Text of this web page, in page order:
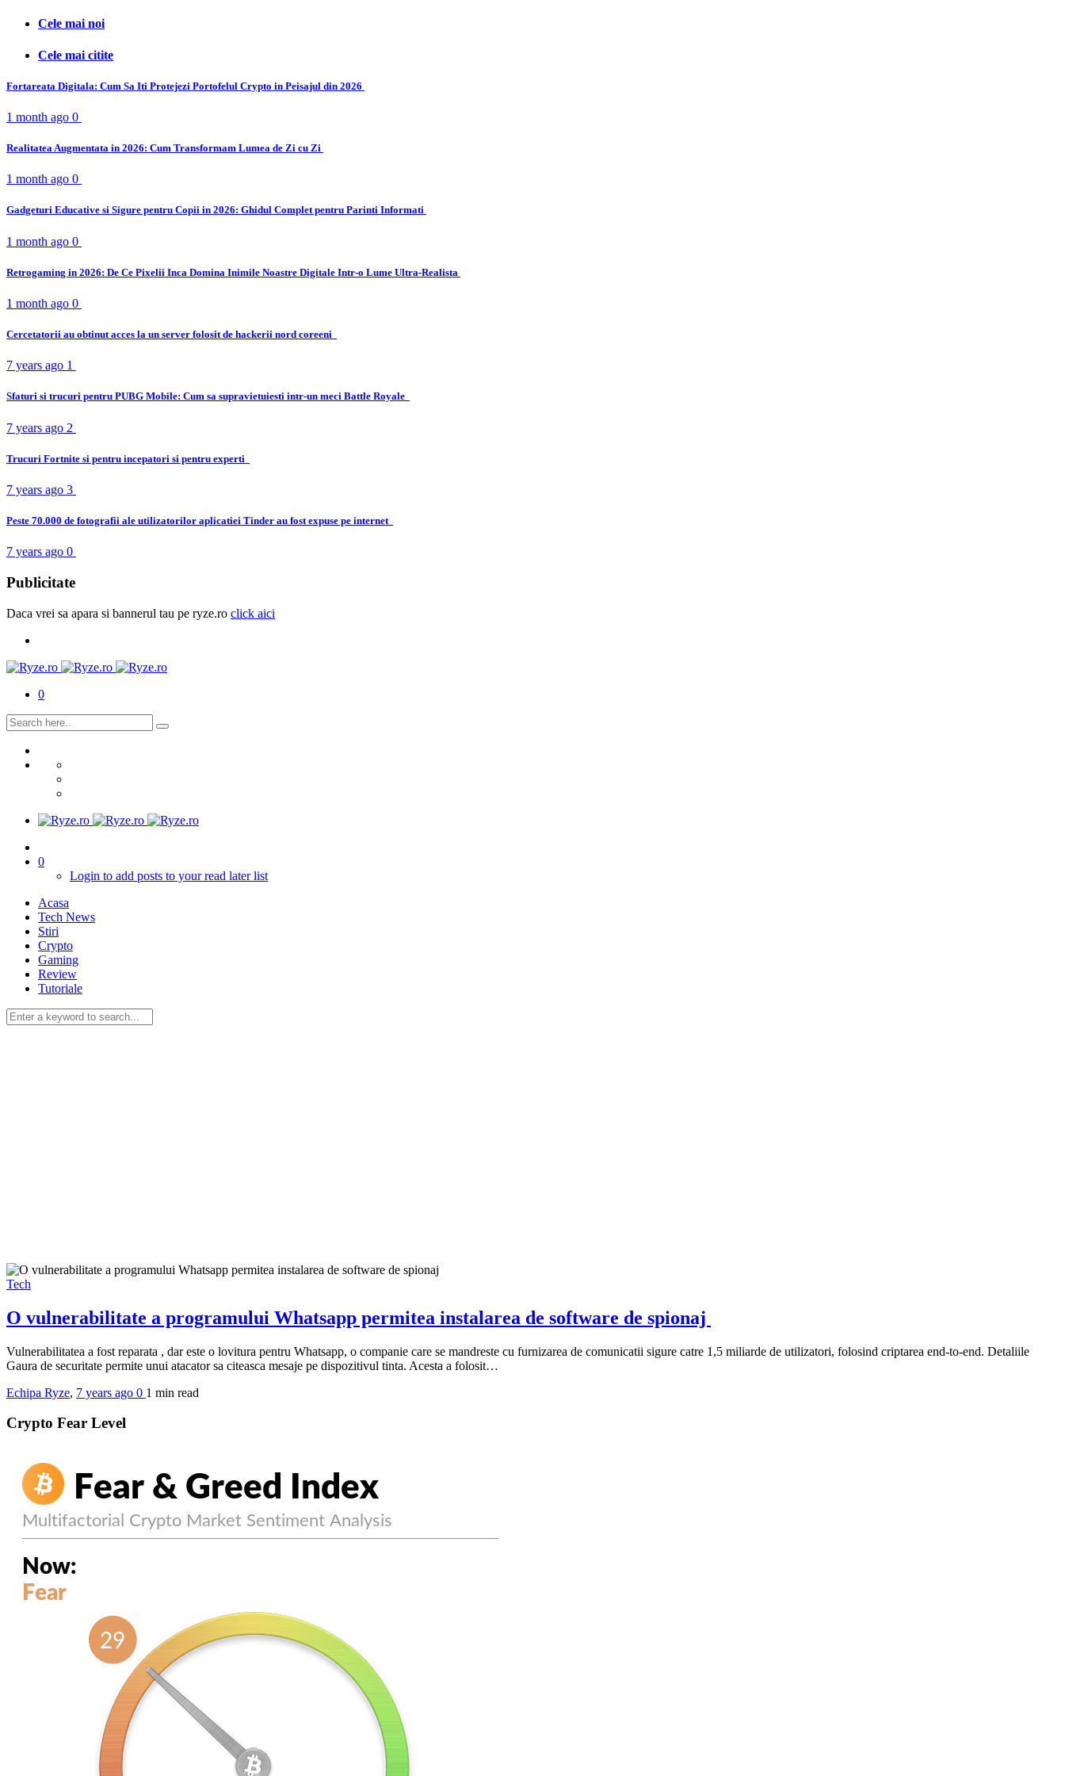
Cele mai noi
Cele mai citite
Fortareata Digitala: Cum Sa Iti Protejezi Portofelul Crypto in Peisajul din 2026
1 month ago 0
Realitatea Augmentata in 2026: Cum Transformam Lumea de Zi cu Zi
1 month ago 0
Gadgeturi Educative si Sigure pentru Copii in 2026: Ghidul Complet pentru Parinti Informati
1 month ago 0
Retrogaming in 2026: De Ce Pixelii Inca Domina Inimile Noastre Digitale Intr-o Lume Ultra-Realista
1 month ago 0
Cercetatorii au obtinut acces la un server folosit de hackerii nord coreeni
7 years ago 1
Sfaturi si trucuri pentru PUBG Mobile: Cum sa supravietuiesti intr-un meci Battle Royale
7 years ago 2
Trucuri Fortnite si pentru incepatori si pentru experti
7 years ago 3
Peste 70.000 de fotografii ale utilizatorilor aplicatiei Tinder au fost expuse pe internet
7 years ago 0
Publicitate
Daca vrei sa apara si bannerul tau pe ryze.ro click aici
0
0
Login to add posts to your read later list
Acasa
Tech News
Stiri
Crypto
Gaming
Review
Tutoriale
Tech
O vulnerabilitate a programului Whatsapp permitea instalarea de software de spionaj
Vulnerabilitatea a fost reparata , dar este o lovitura pentru Whatsapp, o companie care se mandreste cu furnizarea de comunicatii sigure catre 1,5 miliarde de utilizatori, folosind criptarea end-to-end. Detaliile
Gaura de securitate permite unui atacator sa citeasca mesaje pe dispozitivul tinta. Acesta a folosit…
Echipa Ryze, 7 years ago 0 1 min read
Crypto Fear Level